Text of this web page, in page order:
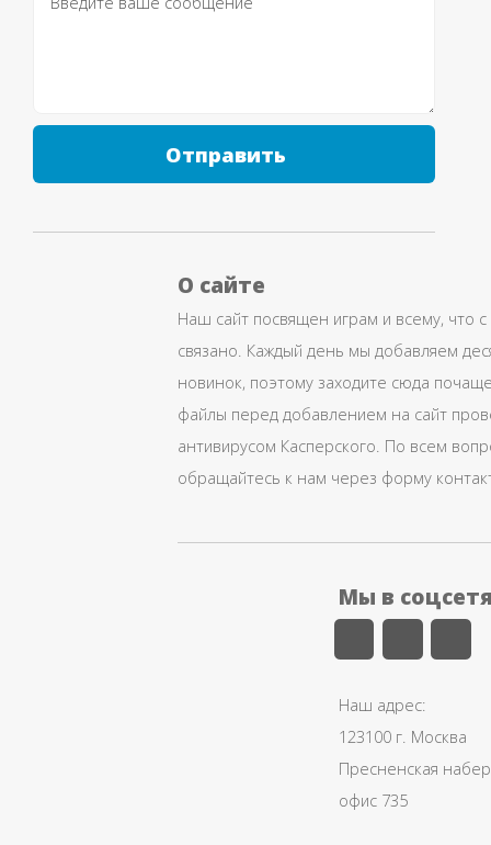
Отправить
О сайте
Наш сайт посвящен играм и всему, что
связано. Каждый день мы добавляем
новинок, поэтому заходите сюда
файлы перед добавлением на сайт
антивирусом Касперского. По всем
обращайтесь к нам через форму
Мы в
Наш адрес:
123100 г. Москва
Пресненская
офис 735